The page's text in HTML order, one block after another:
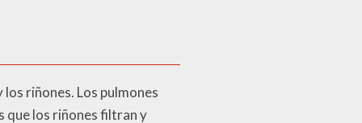
riñones. Los pulmones
que los riñones filtran y